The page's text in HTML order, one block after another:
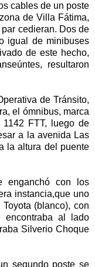
cables de un poste
de Villa Fátima,
cedieran. Dos de
igual de minibuses
de este hecho,
resultaron
de Tránsito,
el ómnibus, marca
FTT, luego de
a la avenida Las
la altura del puente
enganchó con los
instancia,que uno
(blanco), con
al lado
Silverio Choque
segundo poste se